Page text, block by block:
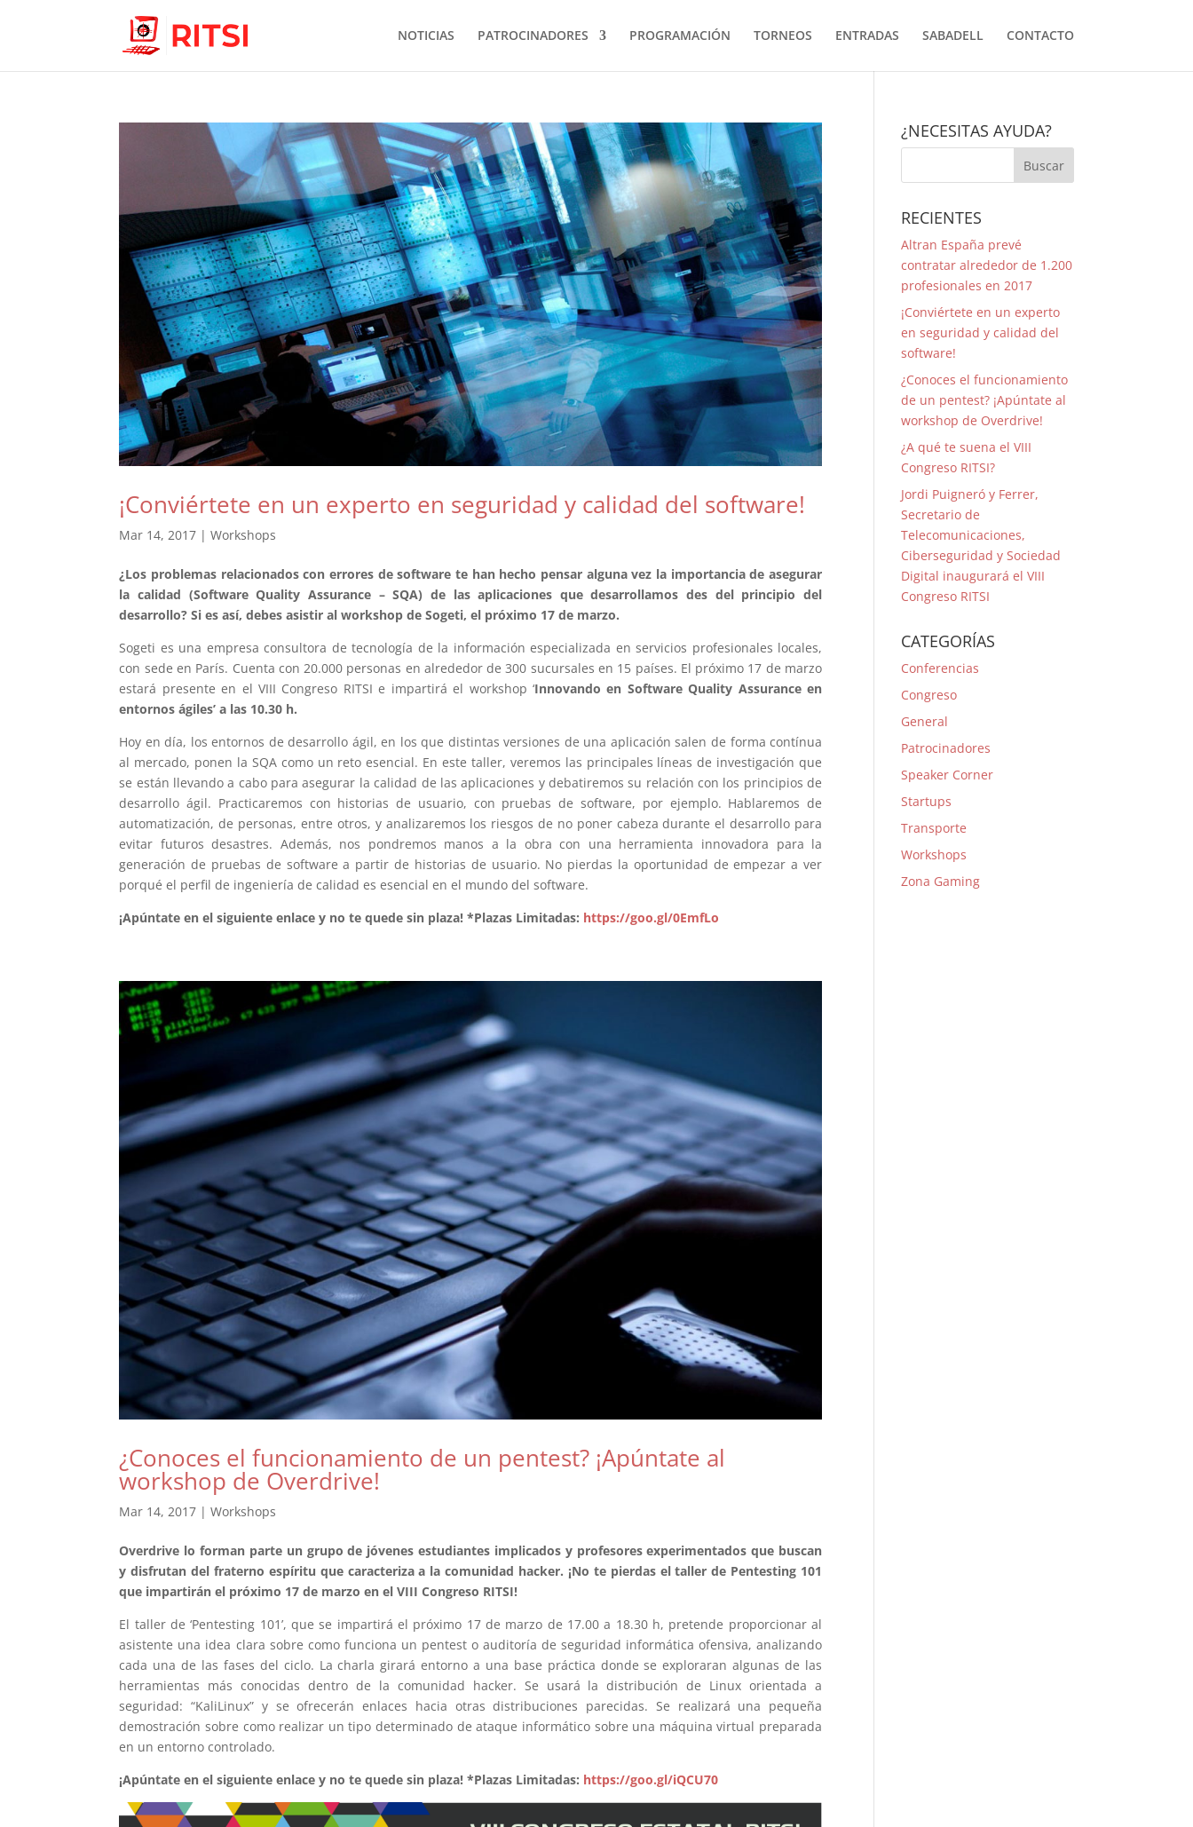
NOTICIAS PATROCINADORES PROGRAMACIÓN TORNEOS ENTRADAS SABADELL CONTACTO
¡Conviértete en un experto en seguridad y calidad del software!
Mar 14, 2017 |Workshops
¿Los problemas relacionados con errores de software te han hecho pensar alguna vez la importancia de asegurar
la calidad (Software Quality Assurance – SQA) de las aplicaciones que desarrollamos des del principio del
desarrollo? Si es así, debes asistir al workshop de Sogeti, el próximo 17 de marzo.
Sogeti es una empresa consultora de tecnología de la información especializada en servicios profesionales locales,
con sede en París. Cuenta con 20.000 personas en alrededor de 300 sucursales en 15 países. El próximo 17 de marzo
estará presente en el VIII Congreso RITSI e impartirá el workshop ‘Innovando en Software Quality Assurance en
entornos ágiles’ a las 10.30 h.
Hoy en día, los entornos de desarrollo ágil, en los que distintas versiones de una aplicación salen de forma contínua
al mercado, ponen la SQA como un reto esencial. En este taller, veremos las principales líneas de investigación que
se están llevando a cabo para asegurar la calidad de las aplicaciones y debatiremos su relación con los principios de
desarrollo ágil. Practicaremos con historias de usuario, con pruebas de software, por ejemplo. Hablaremos de
automatización, de personas, entre otros, y analizaremos los riesgos de no poner cabeza durante el desarrollo para
evitar futuros desastres. Además, nos pondremos manos a la obra con una herramienta innovadora para la
generación de pruebas de software a partir de historias de usuario. No pierdas la oportunidad de empezar a ver
porqué el perfil de ingeniería de calidad es esencial en el mundo del software.
¡Apúntate en el siguiente enlace y no te quede sin plaza! *Plazas Limitadas: https://goo.gl/0EmfLo
¿Conoces el funcionamiento de un pentest? ¡Apúntate al
workshop de Overdrive!
Mar 14, 2017 |Workshops
Overdrive lo forman parte un grupo de jóvenes estudiantes implicados y profesores experimentados que buscan
y disfrutan del fraterno espíritu que caracteriza a la comunidad hacker. ¡No te pierdas el taller de Pentesting 101
que impartirán el próximo 17 de marzo en el VIII Congreso RITSI!
El taller de ‘Pentesting 101’, que se impartirá el próximo 17 de marzo de 17.00 a 18.30 h, pretende proporcionar al
asistente una idea clara sobre como funciona un pentest o auditoría de seguridad informática ofensiva, analizando
cada una de las fases del ciclo. La charla girará entorno a una base práctica donde se exploraran algunas de las
herramientas más conocidas dentro de la comunidad hacker. Se usará la distribución de Linux orientada a
seguridad: “KaliLinux” y se ofrecerán enlaces hacia otras distribuciones parecidas. Se realizará una pequeña
demostración sobre como realizar un tipo determinado de ataque informático sobre una máquina virtual preparada
en un entorno controlado.
¡Apúntate en el siguiente enlace y no te quede sin plaza! *Plazas Limitadas: https://goo.gl/iQCU70
¿NECESITAS AYUDA?
RECIENTES
Altran España prevé
contratar alrededor de 1.200
profesionales en 2017
¡Conviértete en un experto
en seguridad y calidad del
software!
¿Conoces el funcionamiento
de un pentest? ¡Apúntate al
workshop de Overdrive!
¿A qué te suena el VIII
Congreso RITSI?
Jordi Puigneró y Ferrer,
Secretario de
Telecomunicaciones,
Ciberseguridad y Sociedad
Digital inaugurará el VIII
Congreso RITSI
CATEGORÍAS
Conferencias
Congreso
General
Patrocinadores
Speaker Corner
Startups
Transporte
Workshops
Zona Gaming